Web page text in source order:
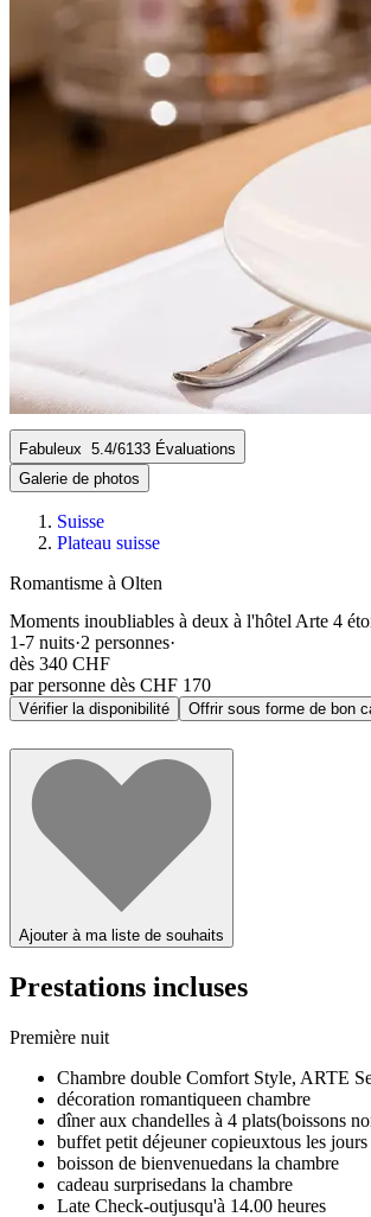
Fabuleux 5.4/6133 Évaluations
Galerie de photos
Suisse
Plateau suisse
Romantisme à Olten
Moments inoubliables à deux à l'hôtel Arte 4
1-7 nuits·2 personnes·
dès 340 CHF
par personne dès CHF 170
Vérifier la disponibilité Offrir sous forme de bon
Ajouter à ma liste de souhaits
Prestations incluses
Première nuit
Chambre double Comfort Style, ARTE
décoration romantiqueen chambre
dîner aux chandelles à 4 plats(boissons
buffet petit déjeuner copieuxtous les
boisson de bienvenuedans la chambre
cadeau surprisedans la chambre
Late Check-outjusqu'à 14.00 heures